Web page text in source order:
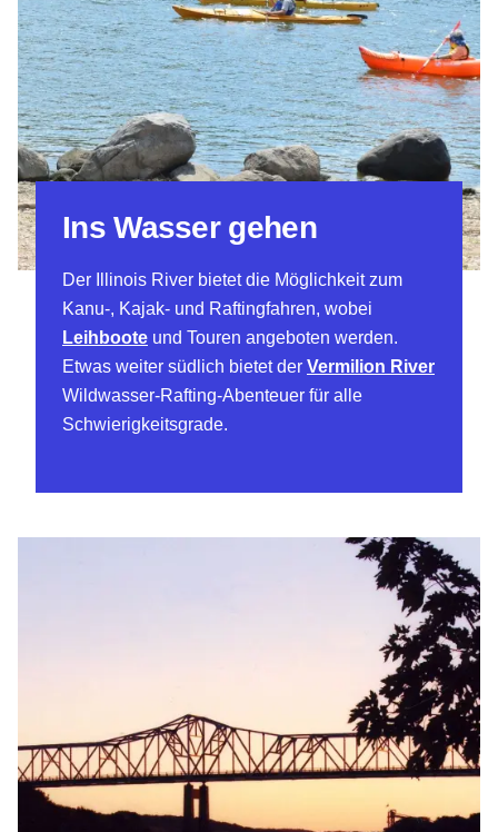
Ins Wasser gehen
Der Illinois River bietet die Möglichkeit zum
Kanu-, Kajak- und Raftingfahren, wobei
Leihboote und Touren angeboten werden.
Etwas weiter südlich bietet der Vermilion River
Wildwasser-Rafting-Abenteuer für alle
Schwierigkeitsgrade.